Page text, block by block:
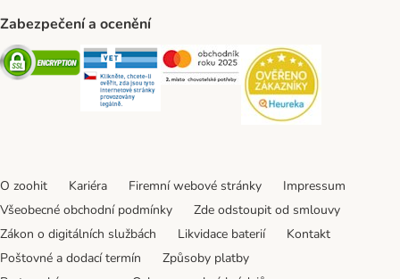
Zabezpečení a ocenění
Security Security Security
O zoohit Kariéra Firemní webové stránky
Impressum
Všeobecné obchodní podmínky
Zde odstoupit od smlouvy
Zákon o digitálních službách
Likvidace baterií
Kontakt
Poštovné a dodací termín
Způsoby platby